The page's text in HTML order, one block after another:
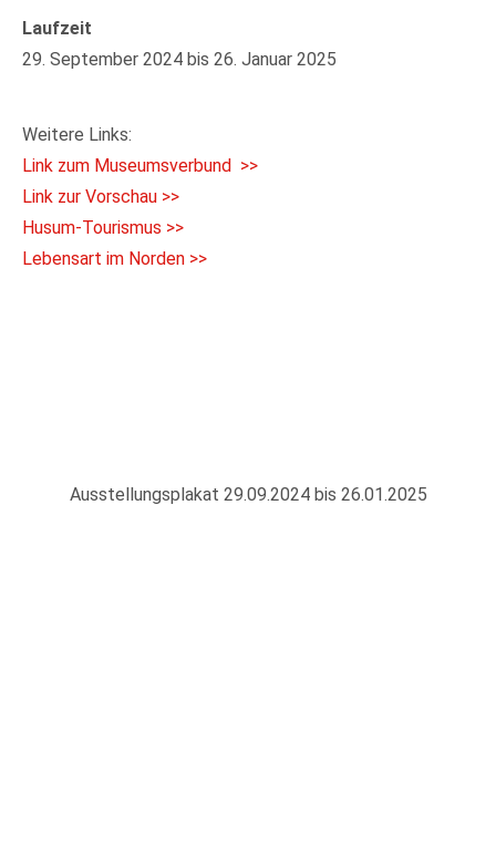
Laufzeit
29. September 2024 bis 26. Januar 2025
Weitere Links:
Link zum Museumsverbund >>
Link zur Vorschau >>
Husum-Tourismus >>
Lebensart im Norden >>
Ausstellungsplakat 29.09.2024 bis 26.01.2025